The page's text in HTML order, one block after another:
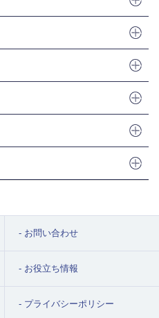
お問い合わせ
お役立ち情報
プライバシーポリシー